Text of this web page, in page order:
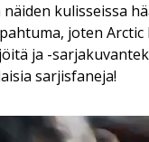
kulisseissa
joten
ja -
sarjisfaneja!